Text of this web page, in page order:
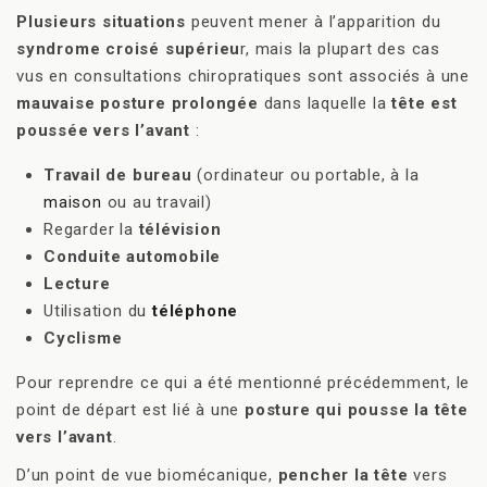
Plusieurs situations peuvent mener à l’apparition du
syndrome croisé supérieur, mais la plupart des cas
vus en consultations chiropratiques sont associés à une
mauvaise posture prolongée dans laquelle latête est
poussée vers l’avant :
Travail de bureau (ordinateur ou portable, à la
maison ou au travail)
Regarder latélévision
Conduite automobile
Lecture
Utilisation dutéléphone
Cyclisme
Pour reprendre ce qui a été mentionné précédemment, le
point de départ est lié à une posture qui pousse la tête
vers l’avant.
D’un point de vue biomécanique, pencher la tête vers